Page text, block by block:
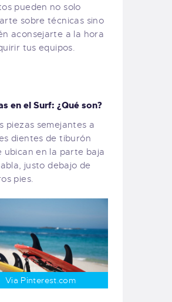
pueden no solo
sobre técnicas sino
aconsejarte a la hora
tus equipos.
en el Surf: ¿Qué son?
piezas semejantes a
dientes de tiburón
ubican en la parte baja
justo debajo de
pies.
Via Pinterest.com